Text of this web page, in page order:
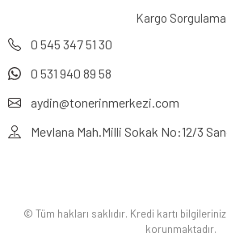
Kargo Sorgulama
0 545 347 51 30
0 531 940 89 58
aydin@tonerinmerkezi.com
Mevlana Mah.Milli Sokak No:12/3
© Tüm hakları saklıdır. Kredi kartı
korunmaktadır.